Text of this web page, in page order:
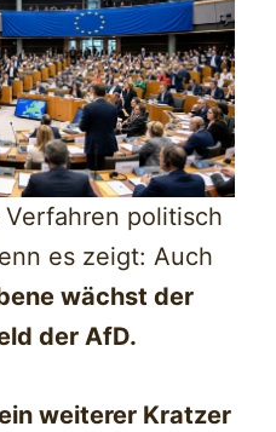
politisch
es zeigt: Auch
wächst der
der AfD.
weiterer Kratzer